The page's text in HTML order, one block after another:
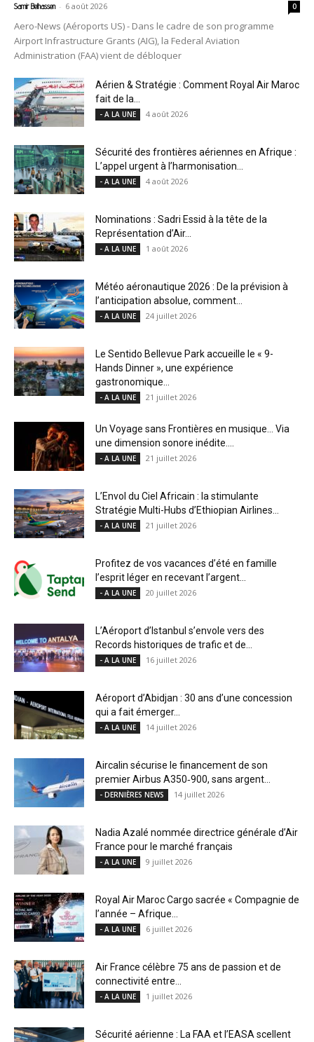
Samir Belhassen - 6 août 2026 0
Aero-News (Aéroports US) - Dans le cadre de son programme
Airport Infrastructure Grants (AIG), la Federal Aviation
Administration (FAA) vient de débloquer
Aérien & Stratégie : Comment Royal Air Maroc
fait de la...
- A LA UNE 4 août 2026
Sécurité des frontières aériennes en Afrique :
L’appel urgent à l’harmonisation...
- A LA UNE 4 août 2026
Nominations : Sadri Essid à la tête de la
Représentation d’Air...
- A LA UNE 1 août 2026
Météo aéronautique 2026 : De la prévision à
l’anticipation absolue, comment...
- A LA UNE 24 juillet 2026
Le Sentido Bellevue Park accueille le « 9-
Hands Dinner », une expérience
gastronomique...
- A LA UNE 21 juillet 2026
Un Voyage sans Frontières en musique… Via
une dimension sonore inédite....
- A LA UNE 21 juillet 2026
L’Envol du Ciel Africain : la stimulante
Stratégie Multi-Hubs d’Ethiopian Airlines...
- A LA UNE 21 juillet 2026
Profitez de vos vacances d’été en famille
l’esprit léger en recevant l’argent...
- A LA UNE 20 juillet 2026
L’Aéroport d’Istanbul s’envole vers des
Records historiques de trafic et de...
- A LA UNE 16 juillet 2026
Aéroport d’Abidjan : 30 ans d’une concession
qui a fait émerger...
- A LA UNE 14 juillet 2026
Aircalin sécurise le financement de son
premier Airbus A350‑900, sans argent...
- DERNIÈRES NEWS 14 juillet 2026
Nadia Azalé nommée directrice générale d’Air
France pour le marché français
- A LA UNE 9 juillet 2026
Royal Air Maroc Cargo sacrée « Compagnie de
l’année – Afrique...
- A LA UNE 6 juillet 2026
Air France célèbre 75 ans de passion et de
connectivité entre...
- A LA UNE 1 juillet 2026
Sécurité aérienne : La FAA et l’EASA scellent